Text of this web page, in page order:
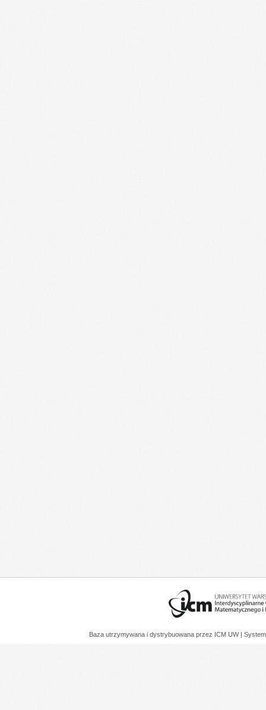
Baza utrzymywana i dystrybuowana przez ICM UW |